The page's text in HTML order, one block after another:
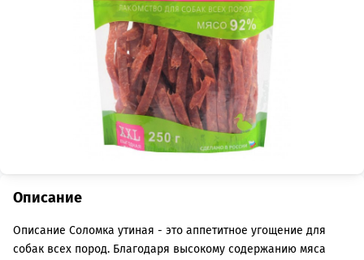
Описание
Описание Соломка утиная - это аппетитное угощение для
собак всех пород. Благодаря высокому содержанию мяса